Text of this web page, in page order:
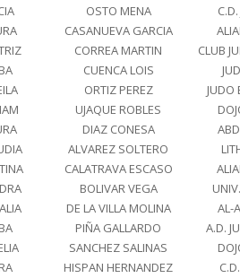
OSTO MENA
CASANUEVA GARCIA
CORREA MARTIN
CLUB
CUENCA LOIS
ORTIZ PEREZ
JUDO
UJAQUE ROBLES
DIAZ CONESA
ALVAREZ SOLTERO
CALATRAVA ESCASO
BOLIVAR VEGA
DE LA VILLA MOLINA
AL-
PIÑA GALLARDO
A.D.
SANCHEZ SALINAS
HISPAN HERNANDEZ